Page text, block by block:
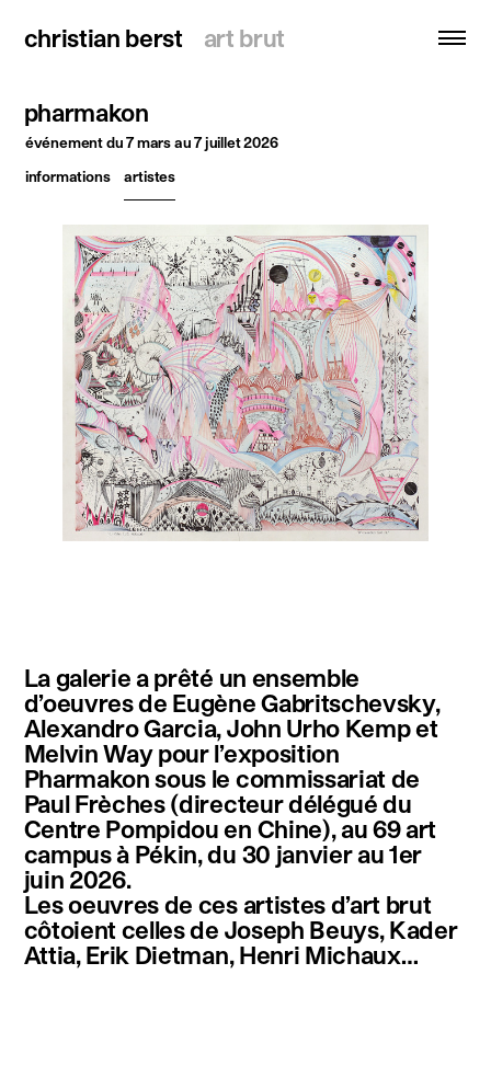
christian berst art brut
christian berst art brut
recherche
accueil
artistes
expositions
actualités
publications
ressources
à propos
contact
instagram
facebook
français english
pharmakon
événementdu 7 mars au 7 juillet 2026
informations
artistes
La galerie a prêté un ensemble
d’oeuvres de Eugène Gabritschevsky,
Alexandro Garcia, John Urho Kemp et
Melvin Way pour l’exposition
Pharmakon sous le commissariat de
Paul Frèches (directeur délégué du
Centre Pompidou en Chine), au 69 art
campus à Pékin, du 30 janvier au 1er
juin 2026.
Les oeuvres de ces artistes d’art brut
côtoient celles de Joseph Beuys, Kader
Attia, Erik Dietman, Henri Michaux…